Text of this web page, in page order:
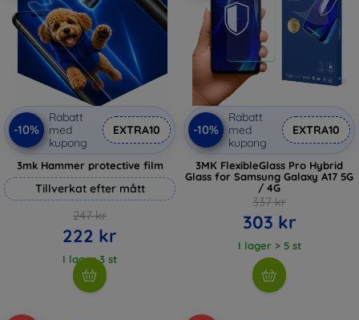
-10%
Rabatt
med
kupong
EXTRA10
3mk Hammer protective film
Tillverkat efter mått
247 kr
222 kr
I lager 3 st
-10%
Rabatt
med
kupong
EXTRA10
3MK FlexibleGlass Pro Hybrid
Glass for Samsung Galaxy A17 5G
/ 4G
337 kr
303 kr
I lager > 5 st